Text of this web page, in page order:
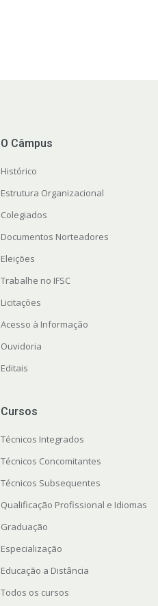
O Câmpus
Histórico
Estrutura Organizacional
Colegiados
Documentos Norteadores
Eleições
Trabalhe no IFSC
Licitações
Acesso à Informação
Ouvidoria
Editais
Cursos
Técnicos Integrados
Técnicos Concomitantes
Técnicos Subsequentes
Qualificação Profissional e Idiomas
Graduação
Especialização
Educação a Distância
Todos os cursos